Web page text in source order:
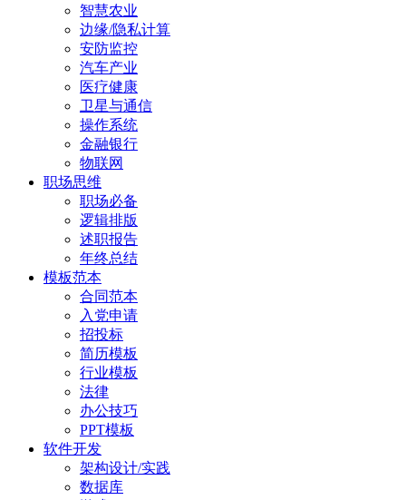
智慧农业
边缘/隐私计算
安防监控
汽车产业
医疗健康
卫星与通信
操作系统
金融银行
物联网
职场思维
职场必备
逻辑排版
述职报告
年终总结
模板范本
合同范本
入党申请
招投标
简历模板
行业模板
法律
办公技巧
PPT模板
软件开发
架构设计/实践
数据库